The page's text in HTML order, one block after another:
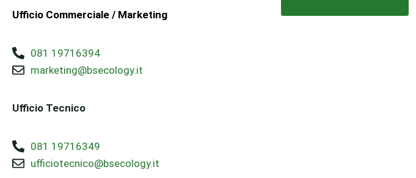
Ufficio Commerciale / Marketing
081 19716394
marketing@bsecology.it
Ufficio Tecnico
081 19716349
ufficiotecnico@bsecology.it